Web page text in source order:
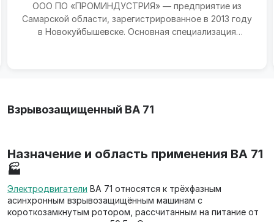
ООО ПО «ПРОМИНДУСТРИЯ» — предприятие из
Самарской области, зарегистрированное в 2013 году
в Новокуйбышевске. Основная специализация
Взрывозащищенный ВА 71
Назначение и область применения ВА 71
🏭
Электродвигатели ВА 71 относятся к трёхфазным
асинхронным взрывозащищённым машинам с
короткозамкнутым ротором, рассчитанным на питание от